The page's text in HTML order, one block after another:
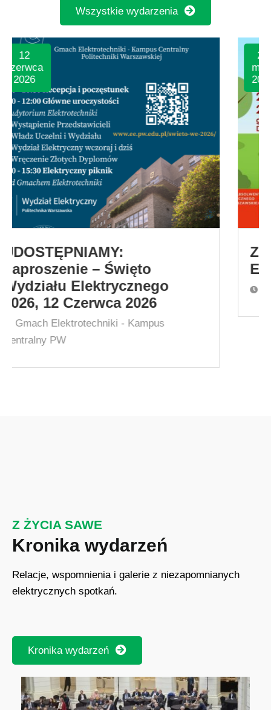
Wszystkie wydarzenia
29
ZAPROSZENIE – Studnia
Elektryków 2026
17:00 DS Bratniak
Z ŻYCIA SAWE
Kronika wydarzeń
Relacje, wspomnienia i galerie z niezapomnianych
elektrycznych spotkań.
Kronika wydarzeń